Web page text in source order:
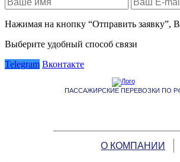
Нажимая на кнопку “Отправить заявку”,
Выберите удобный способ связи
Telegram Вконтакте
ПАССАЖИРСКИЕ ПЕРЕВОЗКИ ПО
О КОМПАНИИ